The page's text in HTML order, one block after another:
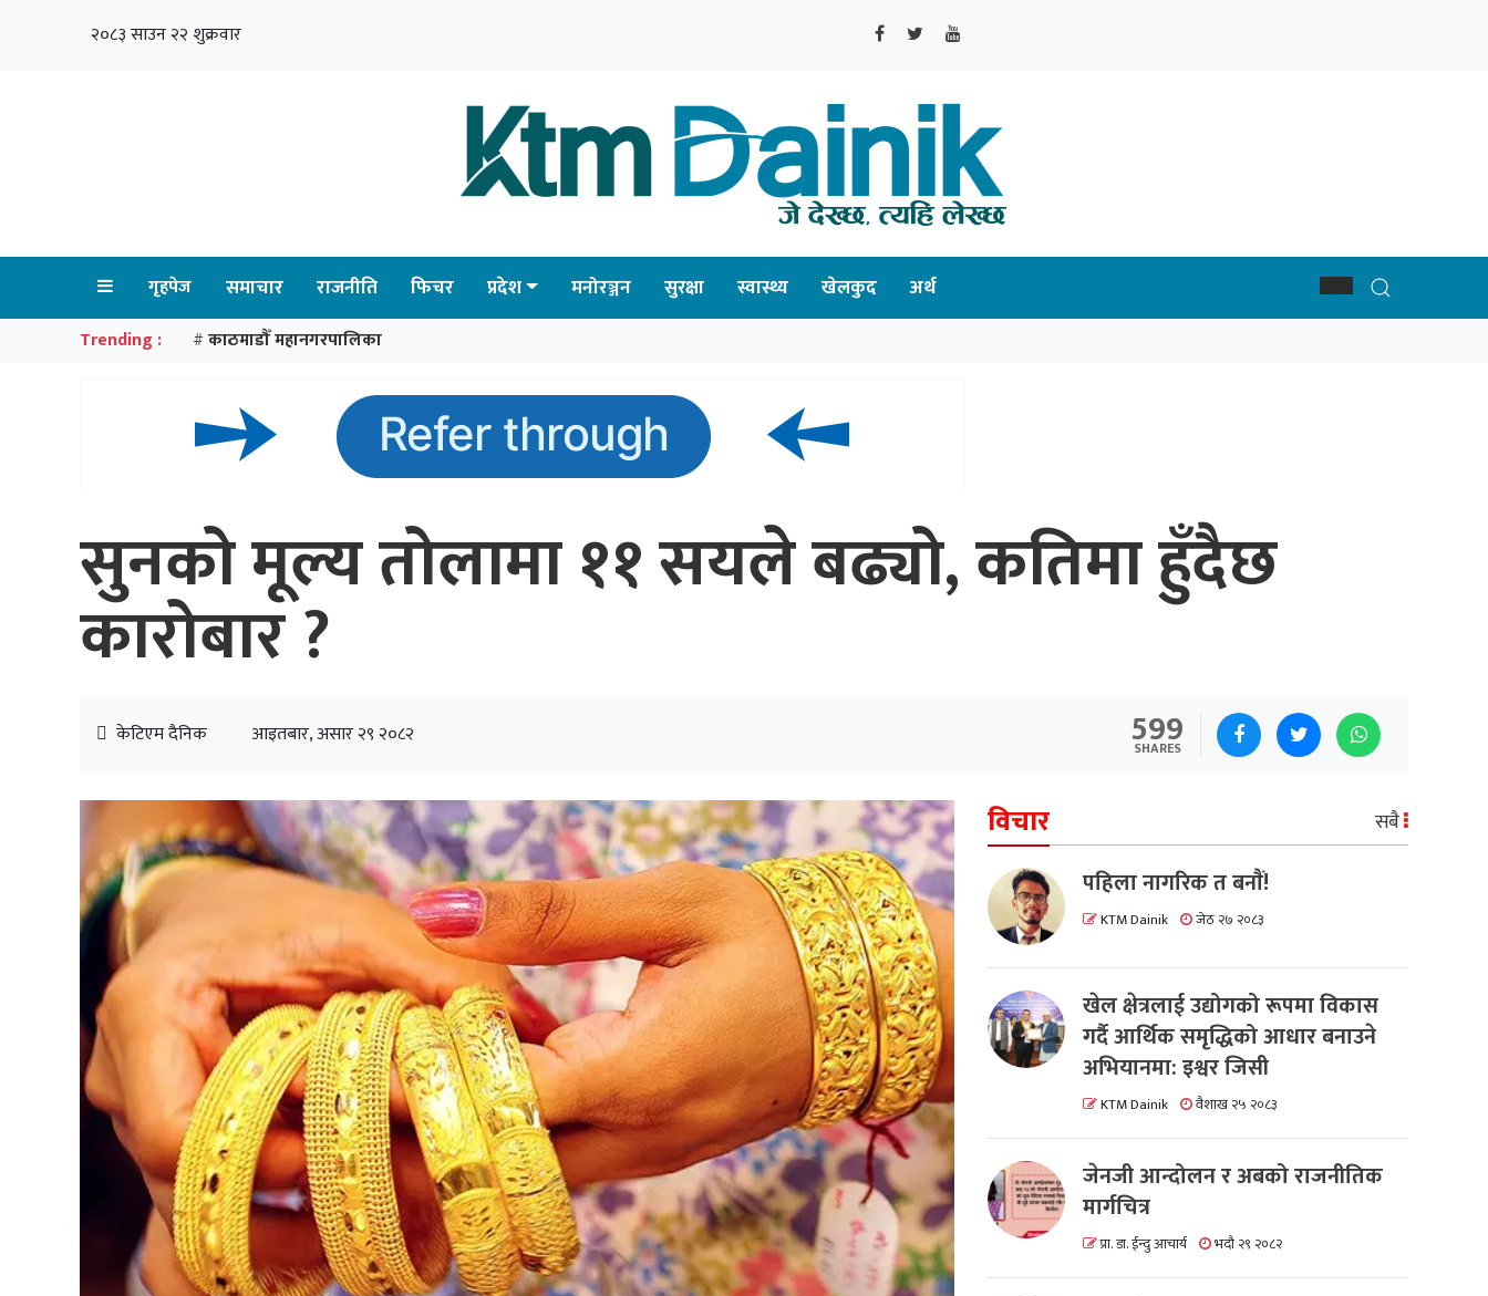
२०८३ साउन २२ शुक्रवार
गृहपेज समाचार राजनीति फिचर प्रदेश मनोरञ्जन सुरक्षा स्वास्थ्य खेलकुद अर्थ
Trending : # काठमाडौँ महानगरपालिका
सुनको मूल्य तोलामा ११ सयले बढ्यो, कतिमा हुँदैछ
कारोबार ?
केटिएम दैनिक आइतबार, असार २९ २०८२ 599
SHARES
विचार सबै
पहिला नागरिक त बनाैं!
KTM Dainik जेठ २७ २०८३
खेल क्षेत्रलाई उद्योगको रूपमा विकास
गर्दै आर्थिक समृद्धिको आधार बनाउने
अभियानमा: इश्वर जिसी
KTM Dainik वैशाख २५ २०८३
जेनजी आन्दोलन र अबको राजनीतिक
मार्गचित्र
प्रा. डा. ईन्दु आचार्य भदौ २९ २०८२